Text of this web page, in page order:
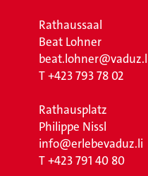
Rathaussaal
Beat Lohner
T+423 793 78 02
Rathausplatz
Philippe Nissl
info@erlebevaduz.li
T+423 791 40 80